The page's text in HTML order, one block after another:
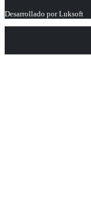
Desarrollado porLuksoft